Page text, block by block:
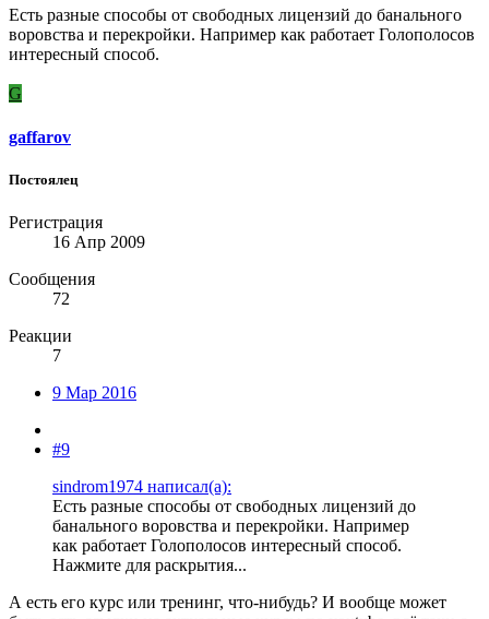
Есть разные способы от свободных лицензий до банального
воровства и перекройки. Например как работает Голополосов
интересный способ.
G
gaffarov
Постоялец
Регистрация
16 Апр 2009
Сообщения
72
Реакции
7
9 Мар 2016
#9
sindrom1974 написал(а):
Есть разные способы от свободных лицензий до
банального воровства и перекройки. Например
как работает Голополосов интересный способ.
Нажмите для раскрытия...
А есть его курс или тренинг, что-нибудь? И вообще может